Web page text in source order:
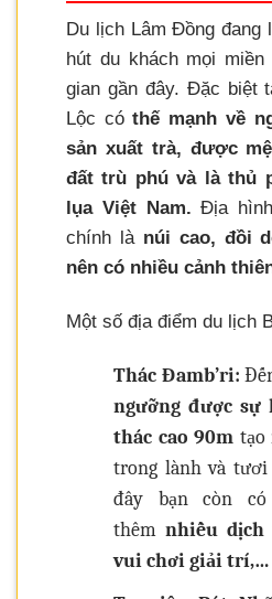
Du lịch Lâm Đồng đang
hút du khách mọi
gian gần đây. Đặc biệt
Lộc cóthế mạnh về
sản xuất trà, được
đất trù phú và là thủ
lụa Việt Nam. Địa
chính lànúi cao, đồi
nên có nhiều cảnh
Một số địa điểm du lịch
Thác Đamb’ri:
ngưỡng được sự
thác cao 90m tạo
trong lành và tươi
đây bạn còn
thêmnhiều dịch
vui chơi giải trí,…